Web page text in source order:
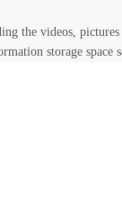
the videos,
storage space